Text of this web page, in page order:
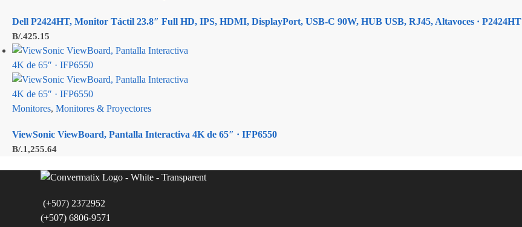
Dell P2424HT, Monitor Táctil 23.8″ Full HD, IPS, HDMI, DisplayPort, USB-C 90W, HUB USB, RJ45, Altavoces · P2424HT
B/.425.15
Monitores, Monitores & Proyectores
ViewSonic ViewBoard, Pantalla Interactiva 4K de 65″ · IFP6550
B/.1,255.64
(+507) 2372952
(+507) 6806-9571